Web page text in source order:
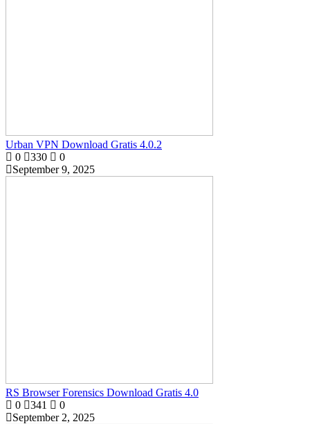
Urban VPN Download Gratis 4.0.2
0
330
0
September 9, 2025
RS Browser Forensics Download Gratis 4.0
0
341
0
September 2, 2025